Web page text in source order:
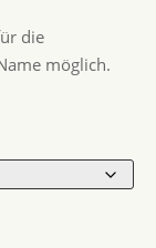
die
möglich.